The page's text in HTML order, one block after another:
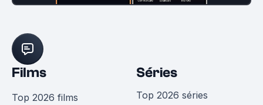
Films
Top 2026 films
Séries
Top 2026 séries